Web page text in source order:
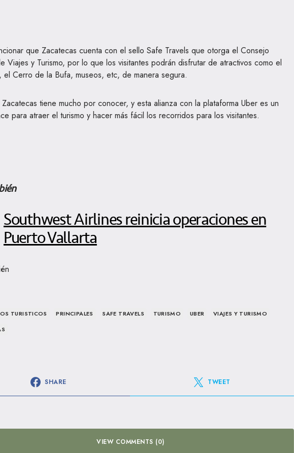
que Zacatecas cuenta con el sello Safe Travels que otorga el Consejo
Viajes y Turismo, por lo que los visitantes podrán disfrutar de atractivos como el
el Cerro de la Bufa, museos, etc, de manera segura.
tiene mucho por conocer, y esta alianza con la plataforma Uber es un
para atraer el turismo y hacer más fácil los recorridos para los visitantes.
Southwest Airlines reinicia operaciones en
Puerto Vallarta
TURISTICOS PRINCIPALES SAFE TRAVELS TURISMO UBER
VIAJES Y TURISMO
SHARE TWEET
VIEW COMMENTS (0)